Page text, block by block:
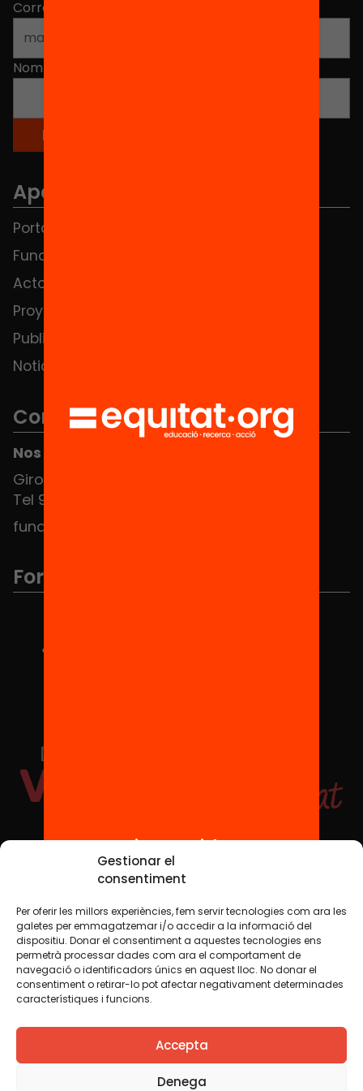
Gestionar el
consentiment
Per oferir les millors experiències, fem servir tecnologies com ara les
galetes per emmagatzemar i/o accedir a la informació del
dispositiu. Donar el consentiment a aquestes tecnologies ens
permetrà processar dades com ara el comportament de
navegació o identificadors únics en aquest lloc. No donar el
consentiment o retirar-lo pot afectar negativament determinades
característiques i funcions.
Accepta
Denega
Correo electrónico
Nombre
Apartados
Portada
Fundación
Actos
Proyectos
Publicaciones y vídeos
Noticias
Contacto
Nos puedes encontrar en el HUB Social
Girona 34, interior 08010 Barcelona
Tel 934 588 700
fundacio@equitat.org
Formamos parte de...
Redes sociales
TWT YTB IG FB IN
Aviso legalPolítica de cookies
Creemos que el conocimiento debe compartirse. Por eso
utilizamos una licencia Creative Commons, salvo que en
algún material indiquemos lo contrario. Le animamos a
copiar, redistribuir, remezclar o transformar y crear los
¡Bienvenidos!